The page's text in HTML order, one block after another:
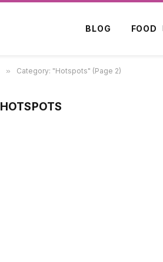
BLOG FOOD
» Category: "Hotspots" (Page 2)
HOTSPOTS